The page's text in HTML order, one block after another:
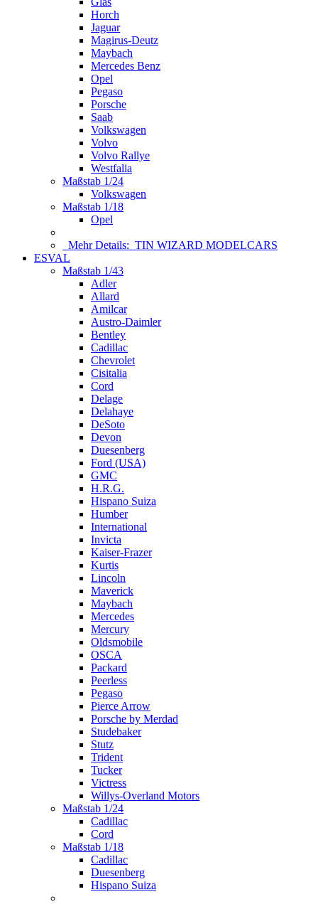
Horch
Jaguar
Magirus-Deutz
Maybach
Mercedes Benz
Opel
Pegaso
Porsche
Saab
Volkswagen
Volvo
Volvo Rallye
Westfalia
Maßstab 1/24
Volkswagen
Maßstab 1/18
Opel
Mehr Details: TIN WIZARD MODELCARS
ESVAL
Maßstab 1/43
Adler
Allard
Amilcar
Austro-Daimler
Bentley
Cadillac
Chevrolet
Cisitalia
Cord
Delage
Delahaye
DeSoto
Devon
Duesenberg
Ford (USA)
GMC
H.R.G.
Hispano Suiza
Humber
International
Invicta
Kaiser-Frazer
Kurtis
Lincoln
Maverick
Maybach
Mercedes
Mercury
Oldsmobile
OSCA
Packard
Peerless
Pegaso
Pierce Arrow
Porsche by Merdad
Studebaker
Stutz
Trident
Tucker
Victress
Willys-Overland Motors
Maßstab 1/24
Cadillac
Cord
Maßstab 1/18
Cadillac
Duesenberg
Hispano Suiza